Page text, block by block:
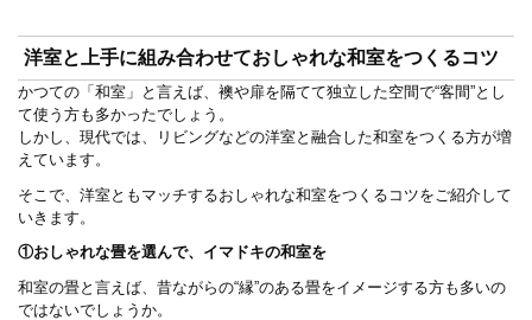
洋室と上手に組み合わせておしゃれな和室をつくるコツ
かつての「和室」と言えば、襖や扉を隔てて独立した空間で“客間”とし
て使う方も多かったでしょう。
しかし、現代では、リビングなどの洋室と融合した和室をつくる方が増
えています。
そこで、洋室ともマッチするおしゃれな和室をつくるコツをご紹介して
いきます。
①おしゃれな畳を選んで、イマドキの和室を
和室の畳と言えば、昔ながらの“縁”のある畳をイメージする方も多いの
ではないでしょうか。